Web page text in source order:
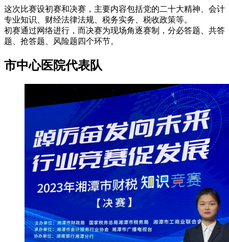
这次比赛设初赛和决赛，主要内容包括党的二十大精神、会计
专业知识、财经法律法规、税务实务、税收政策等。
初赛通过网络进行，而决赛为现场角逐赛制，分必答题、共答
题、抢答题、风险题四个环节。
市中心医院代表队